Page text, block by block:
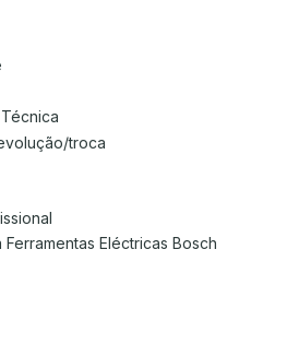
troca
Eléctricas Bosch